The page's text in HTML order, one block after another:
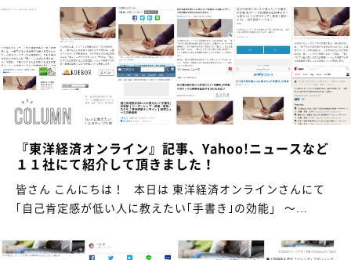
『東洋経済オンライン』記事、Yahoo!ニュースなど
１１社にて紹介して頂きました！
皆さん こんにちは！ 本日は 東洋経済オンラインさんにて
｢自己肯定感が低い人に教えたい｢手書き｣の効能」 ～...